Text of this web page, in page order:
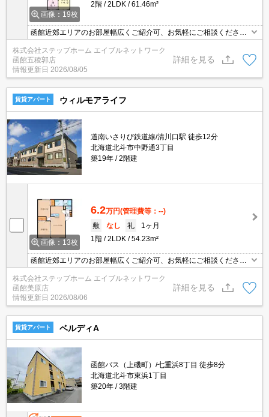
画像：19枚
2階
2LDK 61.46m²
函館近郊エリアのお部屋幅広くご紹介可、お気軽にご相談くださ
い エアコン・追い焚き機能など設備充実★インターネット無料！
ウォークインクローゼットにはお洋服もたくさん収納できますよ♪
株式会社ステップホーム エイブルネットワーク
函館五稜郭店
情報更新日 2026/08/05
詳細を見る
賃貸アパート ウィルモアライフ
道南いさりび鉄道線/清川口駅 徒歩12分
北海道北斗市中野通3丁目
築19年
2階建
画像：13枚
6.2万円(管理費等：--)
敷
なし 礼
1ヶ月
1階
2LDK 54.23m²
函館近郊エリアのお部屋幅広くご紹介可、お気軽にご相談くださ
い。
株式会社ステップホーム エイブルネットワーク
函館美原店
情報更新日 2026/08/06
詳細を見る
賃貸アパート ベルディA
函館バス（上磯町）/七重浜8丁目 徒歩8分
北海道北斗市東浜1丁目
築20年
3階建